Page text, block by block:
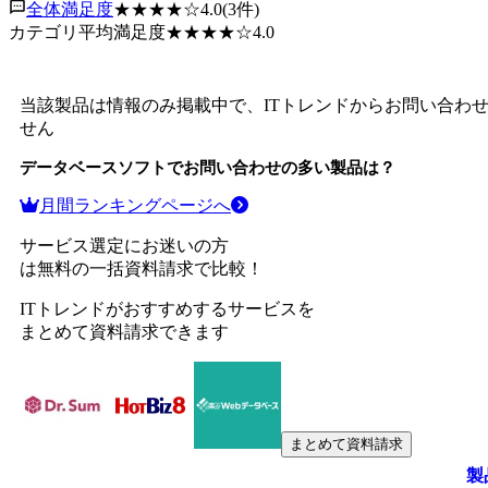
全体満足度★★★★☆4.0(3件)
カテゴリ平均満足度★★★★☆4.0
当該製品は情報のみ掲載中で、ITトレンドからお問い合わ
せん
データベースソフトでお問い合わせの多い製品は？
月間ランキングページへ
サービス選定にお迷いの方
は無料の一括資料請求で比較！
ITトレンドがおすすめするサービスを
まとめて資料請求できます
まとめて資料請求
製